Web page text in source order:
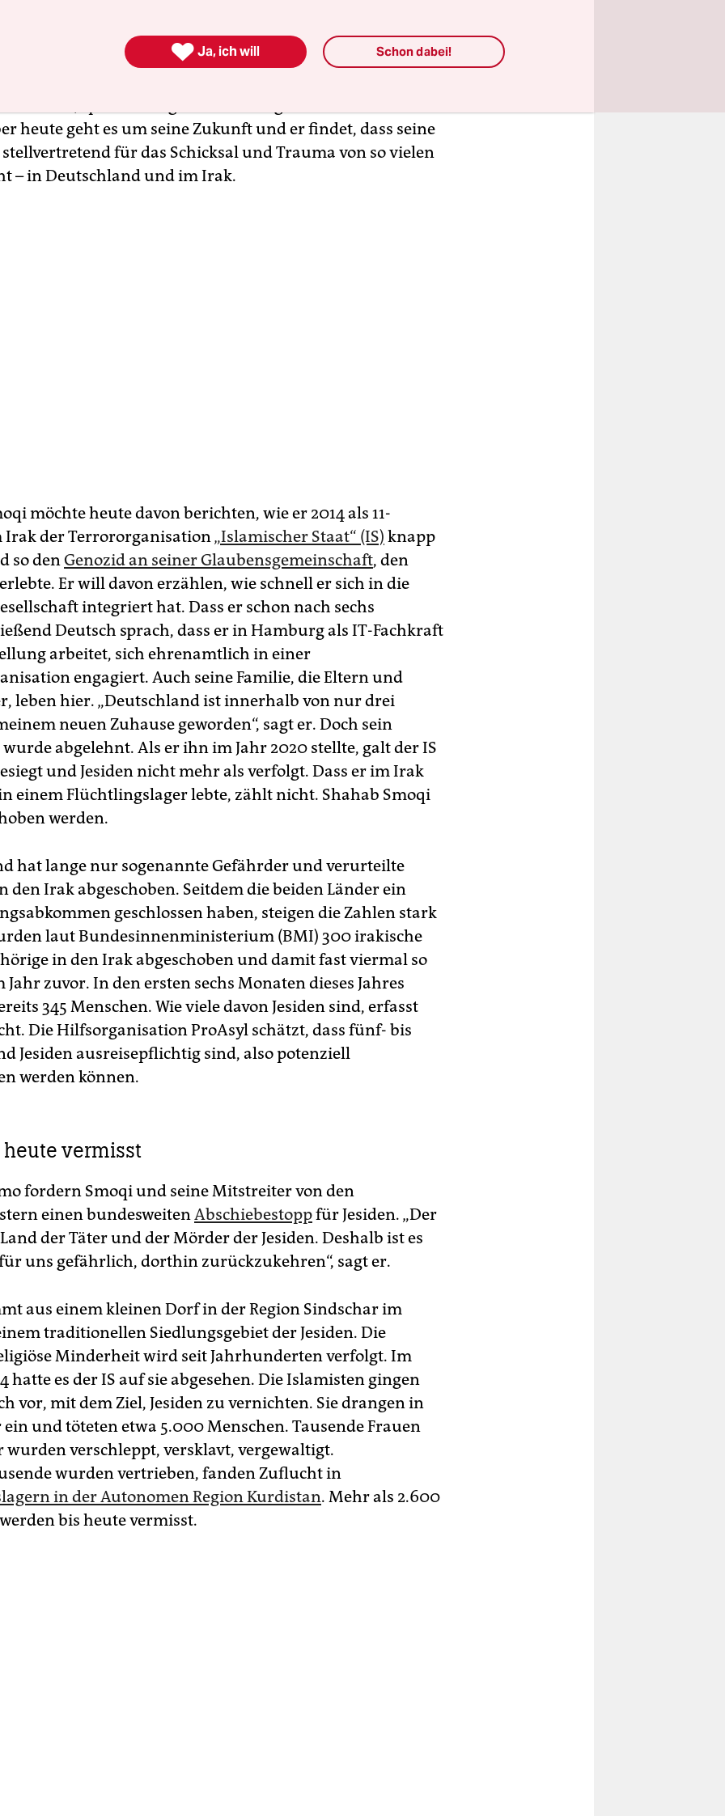
hier, um meine Geschichte mit euch zu teilen“, sagt er
ins Mikrofon. Er trägt Anzughose und Hemd,
heute geht es um seine Zukunft und er findet, dass seine
stellvertretend für das Schicksal und Trauma von so vielen
– in Deutschland und im Irak.
möchte heute davon berichten, wie er 2014 als 11-
Irak der Terrororganisation„Islamischer Staat“ (IS) knapp
so denGenozid an seiner Glaubensgemeinschaft, den
Er will davon erzählen, wie schnell er sich in die
integriert hat. Dass er schon nach sechs
Deutsch sprach, dass er in Hamburg als IT-Fachkraft
arbeitet, sich ehrenamtlich in einer
engagiert. Auch seine Familie, die Eltern und
leben hier. „Deutschland ist innerhalb von nur drei
neuen Zuhause geworden“, sagt er. Doch sein
abgelehnt. Als er ihn im Jahr 2020 stellte, galt der IS
und Jesiden nicht mehr als verfolgt. Dass er im Irak
einem Flüchtlingslager lebte, zählt nicht. Shahab Smoqi
werden.
hat lange nur sogenannte Gefährder und verurteilte
den Irak abgeschoben. Seitdem die beiden Länder ein
geschlossen haben, steigen die Zahlen stark
laut Bundesinnenministerium (BMI) 300 irakische
in den Irak abgeschoben und damit fast viermal so
Jahr zuvor. In den ersten sechs Monaten dieses Jahres
345 Menschen. Wie viele davon Jesiden sind, erfasst
Die Hilfsorganisation ProAsyl schätzt, dass fünf- bis
Jesiden ausreisepflichtig sind, also potenziell
werden können.
heute vermisst
fordern Smoqi und seine Mitstreiter von den
einen bundesweitenAbschiebestoppfür Jesiden. „Der
der Täter und der Mörder der Jesiden. Deshalb ist es
uns gefährlich, dorthin zurückzukehren“, sagt er.
aus einem kleinen Dorf in der Region Sindschar im
traditionellen Siedlungsgebiet der Jesiden. Die
Minderheit wird seit Jahrhunderten verfolgt. Im
hatte es der IS auf sie abgesehen. Die Islamisten gingen
vor, mit dem Ziel, Jesiden zu vernichten. Sie drangen in
und töteten etwa 5.000 Menschen. Tausende Frauen
verschleppt, versklavt, vergewaltigt.
wurden vertrieben, fanden Zuflucht in
in der Autonomen Region Kurdistan. Mehr als 2.600
bis heute vermisst.
 Ja, ich will Schon dabei!